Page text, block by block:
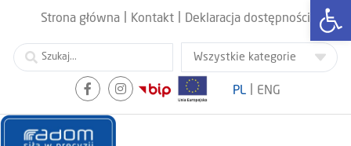
Strona główna Kontakt Deklaracja dostępności
PL ENG